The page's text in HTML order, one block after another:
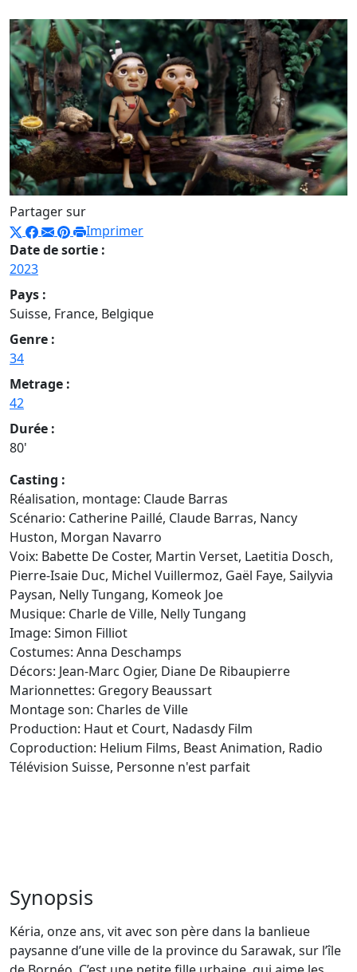
Partager sur
Imprimer
Date de sortie :
2023
Pays :
Suisse, France, Belgique
Genre :
34
Metrage :
42
Durée :
80'
Casting :
Réalisation, montage: Claude Barras
Scénario: Catherine Paillé, Claude Barras, Nancy
Huston, Morgan Navarro
Voix: Babette De Coster, Martin Verset, Laetitia Dosch,
Pierre-Isaie Duc, Michel Vuillermoz, Gaël Faye, Sailyvia
Paysan, Nelly Tungang, Komeok Joe
Musique: Charle de Ville, Nelly Tungang
Image: Simon Filliot
Costumes: Anna Deschamps
Décors: Jean-Marc Ogier, Diane De Ribaupierre
Marionnettes: Gregory Beaussart
Montage son: Charles de Ville
Production: Haut et Court, Nadasdy Film
Coproduction: Helium Films, Beast Animation, Radio
Télévision Suisse, Personne n'est parfait
Synopsis
Kéria, onze ans, vit avec son père dans la banlieue
paysanne d’une ville de la province du Sarawak, sur l’île